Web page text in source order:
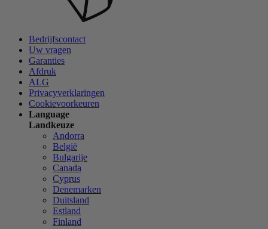
Bedrijfscontact
Uw vragen
Garanties
Afdruk
ALG
Privacyverklaringen
Cookievoorkeuren
Language
Landkeuze
Andorra
België
Bulgarije
Canada
Cyprus
Denemarken
Duitsland
Estland
Finland